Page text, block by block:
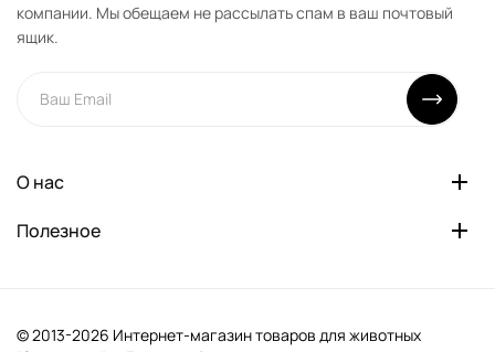
компании. Мы обещаем не рассылать спам в ваш почтовый
ящик.
О нас
Полезное
© 2013-2026 Интернет-магазин товаров для животных